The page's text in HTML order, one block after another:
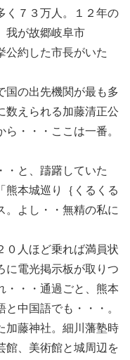
く７３万人。１２年の
我が故郷岐阜市
公約した市長がいた
国の出先機関が最も多
数えられる加藤清正公
・・・ここは一番。
・と、躊躇していた
熊本城巡り｛くるくる
。よし・・無精の私に
０人ほど乗れば満員状
に電光掲示板が取りつ
・・・通過ごと、熊本
中国語でも・・・。
加藤神社。細川藩塾時
館、美術館と城周辺を